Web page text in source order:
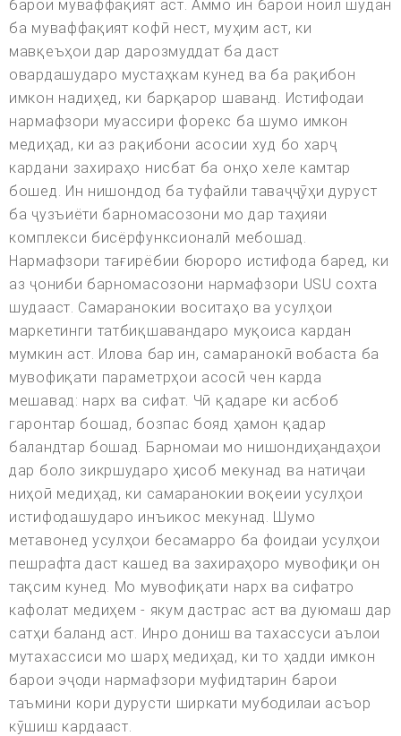
барои муваффақият аст. Аммо ин барои ноил шудан
ба муваффақият кофӣ нест, муҳим аст, ки
мавқеъҳои дар дарозмуддат ба даст
овардашударо мустаҳкам кунед ва ба рақибон
имкон надиҳед, ки барқарор шаванд. Истифодаи
нармафзори муассири форекс ба шумо имкон
медиҳад, ки аз рақибони асосии худ бо харҷ
кардани захираҳо нисбат ба онҳо хеле камтар
бошед. Ин нишондод ба туфайли таваҷҷӯҳи дуруст
ба ҷузъиёти барномасозони мо дар таҳияи
комплекси бисёрфунксионалӣ мебошад.
Нармафзори тағирёбии бюроро истифода баред, ки
аз ҷониби барномасозони нармафзори USU сохта
шудааст. Самаранокии воситаҳо ва усулҳои
маркетинги татбиқшавандаро муқоиса кардан
мумкин аст. Илова бар ин, самаранокӣ вобаста ба
мувофиқати параметрҳои асосӣ чен карда
мешавад: нарх ва сифат. Чӣ қадаре ки асбоб
гаронтар бошад, бозпас бояд ҳамон қадар
баландтар бошад. Барномаи мо нишондиҳандаҳои
дар боло зикршударо ҳисоб мекунад ва натиҷаи
ниҳоӣ медиҳад, ки самаранокии воқеии усулҳои
истифодашударо инъикос мекунад. Шумо
метавонед усулҳои бесамарро ба фоидаи усулҳои
пешрафта даст кашед ва захираҳоро мувофиқи он
тақсим кунед. Мо мувофиқати нарх ва сифатро
кафолат медиҳем - якум дастрас аст ва дуюмаш дар
сатҳи баланд аст. Инро дониш ва тахассуси аълои
мутахассиси мо шарҳ медиҳад, ки то ҳадди имкон
барои эҷоди нармафзори муфидтарин барои
таъмини кори дурусти ширкати мубодилаи асъор
кӯшиш кардааст.